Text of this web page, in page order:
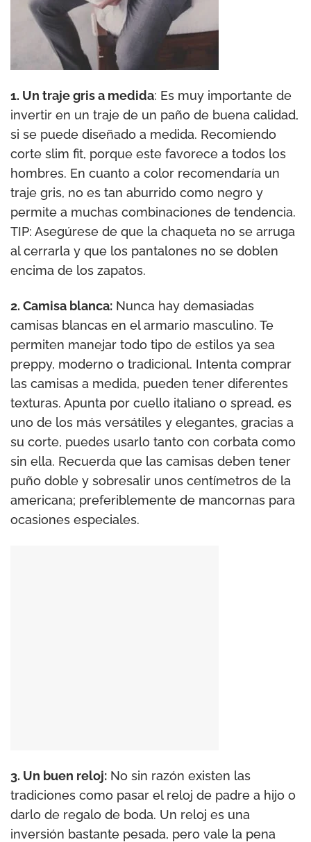
1. Un traje gris a medida: Es muy importante de
invertir en un traje de un paño de buena calidad,
si se puede diseñado a medida. Recomiendo
corte slim fit, porque este favorece a todos los
hombres. En cuanto a color recomendaría un
traje gris, no es tan aburrido como negro y
permite a muchas combinaciones de tendencia.
TIP: Asegúrese de que la chaqueta no se arruga
al cerrarla y que los pantalones no se doblen
encima de los zapatos.
2. Camisa blanca: Nunca hay demasiadas
camisas blancas en el armario masculino. Te
permiten manejar todo tipo de estilos ya sea
preppy, moderno o tradicional. Intenta comprar
las camisas a medida, pueden tener diferentes
texturas. Apunta por cuello italiano o spread, es
uno de los más versátiles y elegantes, gracias a
su corte, puedes usarlo tanto con corbata como
sin ella. Recuerda que las camisas deben tener
puño doble y sobresalir unos centímetros de la
americana; preferiblemente de mancornas para
ocasiones especiales.
3. Un buen reloj: No sin razón existen las
tradiciones como pasar el reloj de padre a hijo o
darlo de regalo de boda. Un reloj es una
inversión bastante pesada, pero vale la pena